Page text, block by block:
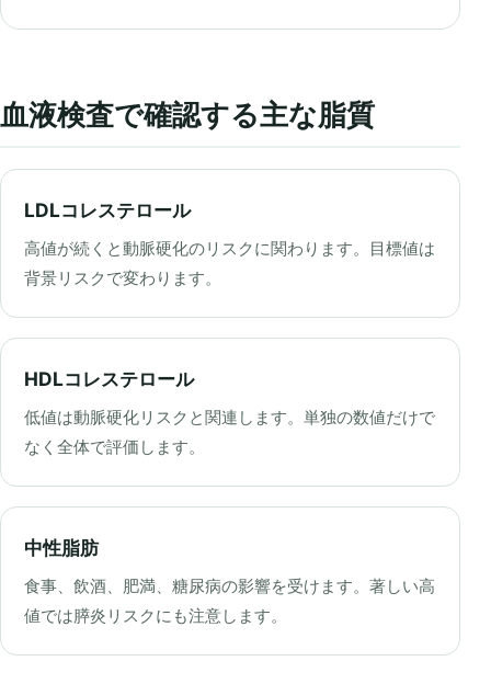
血液検査で確認する主な脂質
LDLコレステロール
高値が続くと動脈硬化のリスクに関わります。目標値は
背景リスクで変わります。
HDLコレステロール
低値は動脈硬化リスクと関連します。単独の数値だけで
なく全体で評価します。
中性脂肪
食事、飲酒、肥満、糖尿病の影響を受けます。著しい高
値では膵炎リスクにも注意します。